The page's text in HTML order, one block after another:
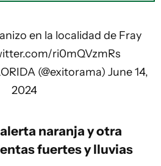
en la localidad de Fray
ri0mQVzmRs
(@exitorama) June 14,
2024
naranja y otra
fuertes y lluvias